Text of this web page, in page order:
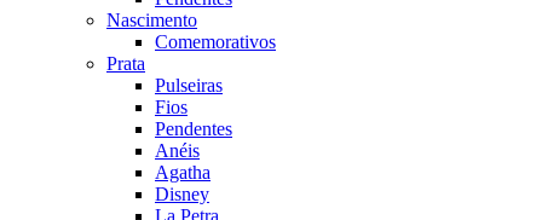
Nascimento
Comemorativos
Prata
Pulseiras
Fios
Pendentes
Anéis
Agatha
Disney
La Petra